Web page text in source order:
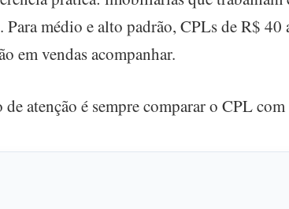
Para médio e alto padrão, CPLs de R$
em vendas acompanhar.
atenção é sempre comparar o CPL com